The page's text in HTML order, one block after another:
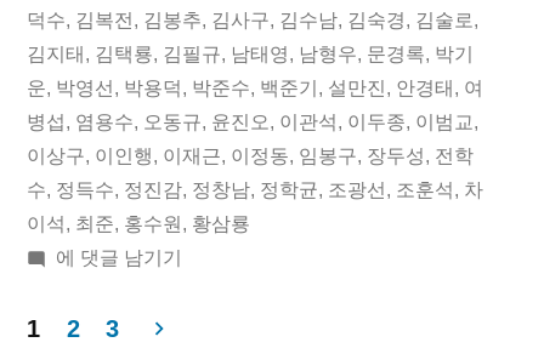
일
오
늘
의
독
립
됨:
그:
덕수, 김복전 , 김봉추, 김사구, 김수남, 김숙경, 김술로,
김지태 , 김택룡, 김필규, 남태영, 남형우, 문경록, 박기
운, 박영선 , 박용덕, 박준수, 백준기 , 설만진 , 안경태 , 여
병섭, 염용수, 오동규, 윤진오, 이관석, 이두종, 이범교,
이상구, 이인행, 이재근, 이정동, 임봉구, 장두성, 전학
수, 정득수, 정진감, 정창남, 정학균, 조광선 , 조훈석, 차
이석, 최준, 홍수원 , 황삼룡
2018
07
에 댓글 남기기
1 2 3